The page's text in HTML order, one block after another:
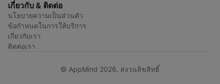
เกี่ยวกับ & ติดต่อ
นโยบายความเป็นส่วนตัว
ข้อกำหนดในการให้บริการ
เกี่ยวกับเรา
ติดต่อเรา
© AppMind 2026. สงวนลิขสิทธิ์